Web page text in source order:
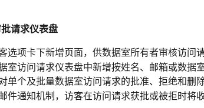
请求仪表盘
选项卡下新增页面，供数据室所有者审核访问请
室访问请求仪表盘中新增按姓名、邮箱或数据
单个及批量数据室访问请求的批准、拒绝和删除
件通知机制，访客在访问请求获批或被拒时将